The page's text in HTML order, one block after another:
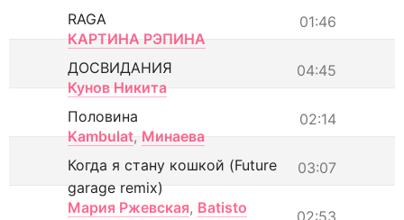
01:46
RAGA
КАРТИНА РЭПИНА
04:45
ДОСВИДАНИЯ
Кунов Никита
02:14
Половина
Kambulat, Минаева
03:07
Когда я стану кошкой (Future
garage remix)
Мария Ржевская, Batisto
02:53